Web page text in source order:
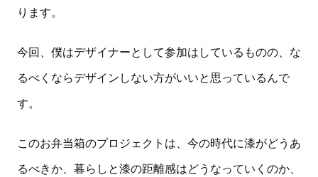
ります。
今回、僕はデザイナーとして参加はしているものの、な
るべくならデザインしない方がいいと思っているんで
す。
このお弁当箱のプロジェクトは、今の時代に漆がどうあ
るべきか、暮らしと漆の距離感はどうなっていくのか、